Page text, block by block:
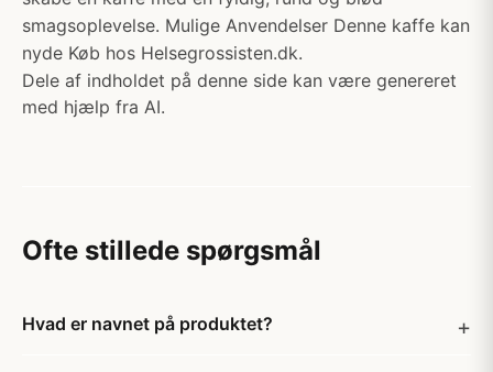
smagsoplevelse. Mulige Anvendelser Denne kaffe kan
nyde Køb hos Helsegrossisten.dk.
Dele af indholdet på denne side kan være genereret
med hjælp fra AI.
Ofte stillede spørgsmål
Hvad er navnet på produktet?